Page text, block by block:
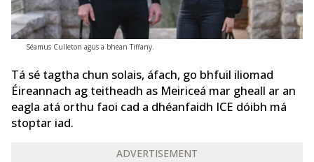
Séamus Culleton agus a bhean Tiffany.
Tá sé tagtha chun solais, áfach, go bhfuil iliomad
Éireannach ag teitheadh ​​​​as Meiriceá mar gheall ar an
eagla atá orthu faoi cad a dhéanfaidh ICE dóibh má
stoptar iad.
ADVERTISEMENT